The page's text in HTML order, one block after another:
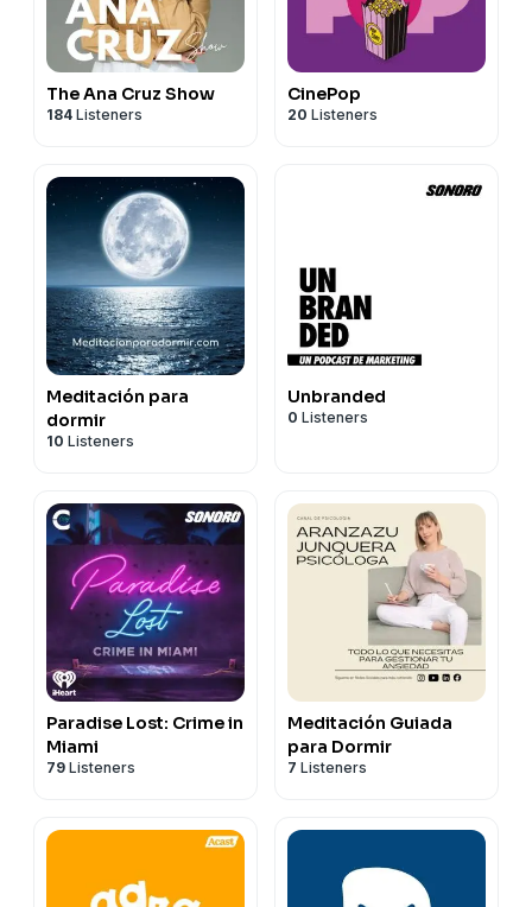
The Ana Cruz Show
184 Listeners
CinePop
20 Listeners
Meditación para
dormir
10 Listeners
Unbranded
0 Listeners
Paradise Lost: Crime in
Miami
79 Listeners
Meditación Guiada
para Dormir
7 Listeners